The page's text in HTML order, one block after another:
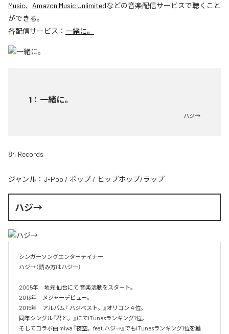
Music、 Amazon Music Unlimitedなどの音楽配信サービスで聴くこと
ができる。
各配信サービス： 一緒に。
1 ： 一緒に。
ハジ→
84 Records
ジャンル： J-Pop / ポップ / ヒップホップ/ラップ
ハジ→
シンガーソングエンターテイナー
ハジ→（読み方はハジー）
2005年　地元 仙台にて 音楽活動をスタート。
2013年　メジャーデビュー。
2015年　アルバム『 ハジベスト。』オリコン４位。
同年シングル『君と。』にてiTunesランキング1位。
そしてコラボ曲 miwa『夜空。feat.ハジ→』でもiTunesランキング1位を獲